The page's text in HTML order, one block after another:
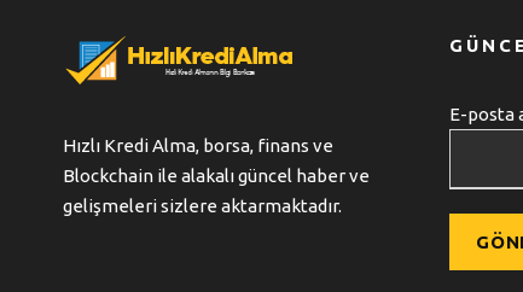
Hızlı Kredi Alma, borsa, finans ve
Blockchain ile alakalı güncel haber ve
gelişmeleri sizlere aktarmaktadır.
E-posta